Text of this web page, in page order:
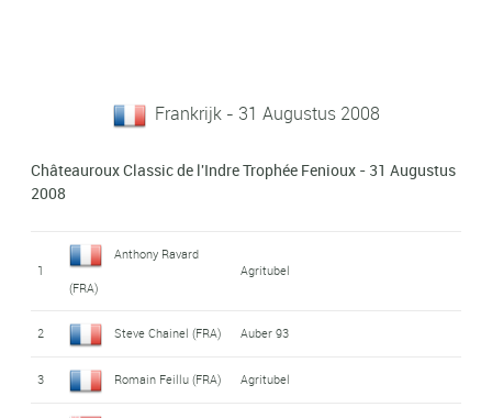
Frankrijk - 31 Augustus 2008
Châteauroux Classic de l'Indre Trophée Fenioux - 31 Augustus
2008
1
Anthony Ravard
(FRA)
Agritubel
2 Steve Chainel (FRA) Auber 93
3 Romain Feillu (FRA) Agritubel